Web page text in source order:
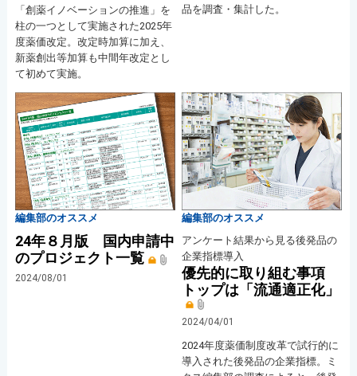
「創薬イノベーションの推進」を
柱の一つとして実施された2025年
度薬価改定。改定時加算に加え、
新薬創出等加算も中間年改定とし
て初めて実施。
品を調査・集計した。
編集部のオススメ
24年８月版 国内申請中
のプロジェクト一覧
2024/08/01
編集部のオススメ
アンケート結果から見る後発品の
企業指標導入
優先的に取り組む事項
トップは「流通適正化」
2024/04/01
2024年度薬価制度改革で試行的に
導入された後発品の企業指標。ミ